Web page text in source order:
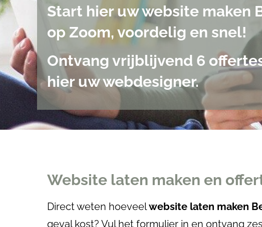
Start hier uw website maken
op Zoom, voordelig en snel!
Ontvang vrijblijvend 6
hier uw webdesigner.
Website laten maken en
Direct weten hoeveelwebsite laten maken
geval kost? Vul het formulier in en ontvang